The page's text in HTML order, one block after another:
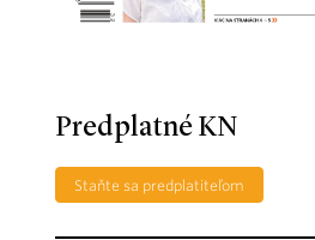
Predplatné KN
Staňte sa predplatiteľom